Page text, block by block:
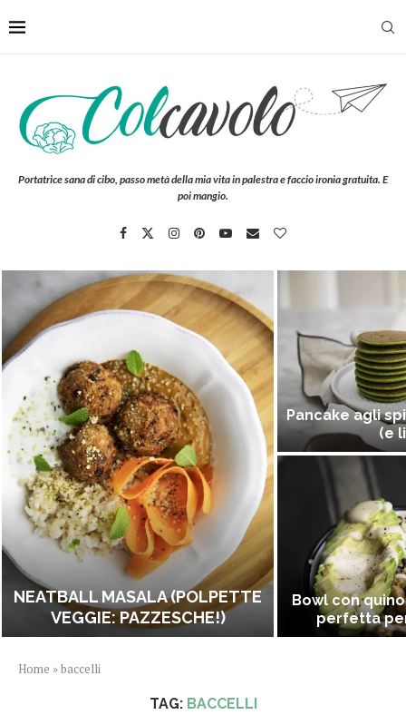
Portatrice sana di cibo, passo metà della mia vita in palestra e faccio ironia gratuita. E
poi mangio.
NEATBALL MASALA (POLPETTE
VEGGIE: PAZZESCHE!)
Pancake agli
(e
Bowl con
perfetta
Home »baccelli
TAG: BACCELLI